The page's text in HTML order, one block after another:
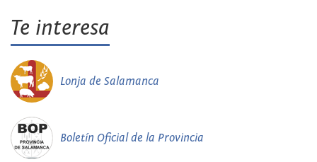
Te interesa
Lonja de Salamanca
Boletín Oficial de la Provincia